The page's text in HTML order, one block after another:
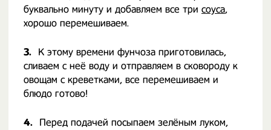
буквально минуту и добавляем все три соуса,
хорошо перемешиваем.
3.
К этому времени фунчоза приготовилась,
сливаем с неё воду и отправляем в сковороду к
овощам с креветками, все перемешиваем и
блюдо готово!
4.
Перед подачей посыпаем зелёным луком,